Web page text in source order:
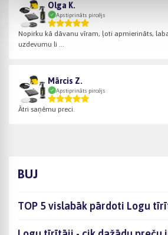
Olga K.
Apstiprināts pircējs
Nopirku kā dāvanu vīram, ļoti apmierināts,
uzdevumu li ...
Mārcis Z.
Apstiprināts pircējs
Ātri saņēmu preci.
BUJ
TOP 5 vislabāk pārdoti Logu